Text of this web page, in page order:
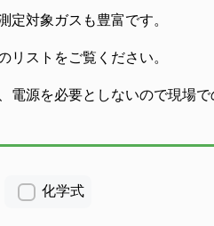
対象ガスも豊富です。
ストをご覧ください。
源を必要としないので現場で
化学式